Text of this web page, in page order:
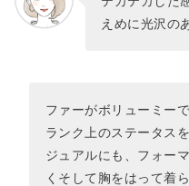
えめに光沢の
ファーがボリューミー
ランク上のステータス
ジュアルにも、フォー
くそして胸をはって着